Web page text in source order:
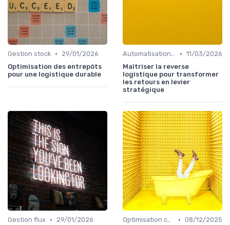
Gestion stock •
29/01/2026
Optimisation des entrepôts
pour une logistique durable
Automatisation processus • 11/03/2026
Maîtriser la reverse
logistique pour transformer
les retours en levier
stratégique
Gestion flux •
29/01/2026
Optimisation coûts • 08/12/2025